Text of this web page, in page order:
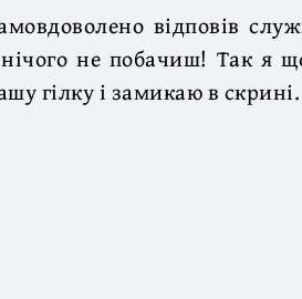
відповів
не побачиш! Так я
гілку і замикаю в скрині.